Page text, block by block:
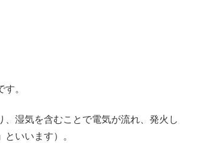
す。
湿気を含むことで電気が流れ、発火し
といいます）。